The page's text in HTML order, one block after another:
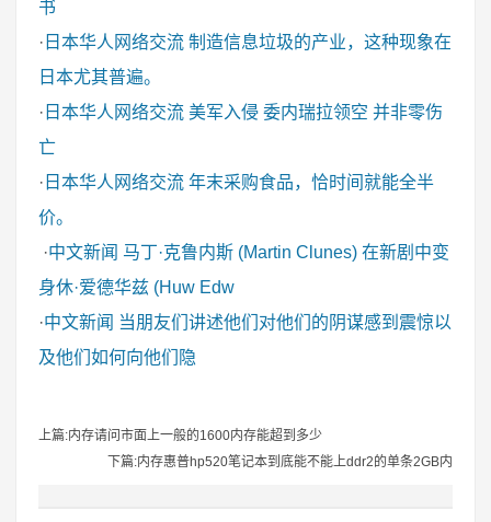
书
· 日本华人网络交流 制造信息垃圾的产业，这种现象在
日本尤其普遍。
· 日本华人网络交流 美军入侵 委内瑞拉领空 并非零伤
亡
· 日本华人网络交流 年末采购食品，恰时间就能全半
价。
·中文新闻 马丁·克鲁内斯 (Martin Clunes) 在新剧中变
身休·爱德华兹 (Huw Edw
·中文新闻 当朋友们讲述他们对他们的阴谋感到震惊以
及他们如何向他们隐
上篇:内存请问市面上一般的1600内存能超到多少
下篇:内存惠普hp520笔记本到底能不能上ddr2的单条2GB内